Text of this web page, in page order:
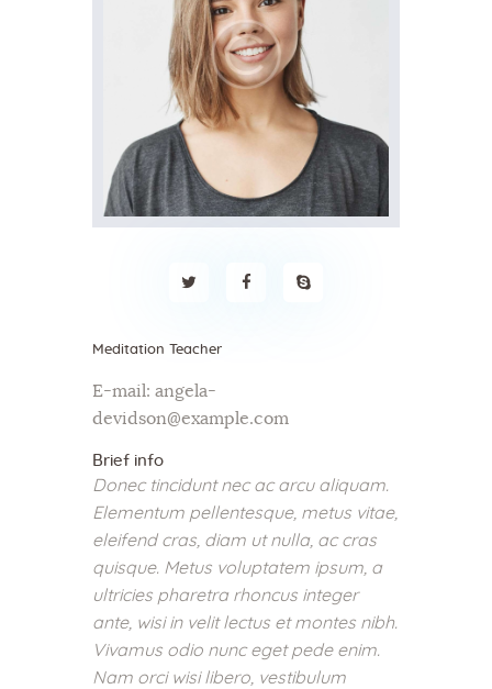
Meditation Teacher
E-mail: angela-
devidson@example.com
Brief info
Donec tincidunt nec ac arcu aliquam.
Elementum pellentesque, metus vitae,
eleifend cras, diam ut nulla, ac cras
quisque. Metus voluptatem ipsum, a
ultricies pharetra rhoncus integer
ante, wisi in velit lectus et montes nibh.
Vivamus odio nunc eget pede enim.
Nam orci wisi libero, vestibulum